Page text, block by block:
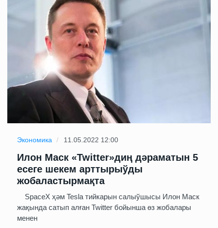
Экономика 11.05.2022 12:00
Илон Маск «Twitter»диң дәраматын 5
есеге шекем арттырыўды
жобаластырмақта
SpaceX ҳәм Tesla тийкарын салыўшысы Илон Маск
жақында сатып алған Twitter бойынша өз жобалары
менен